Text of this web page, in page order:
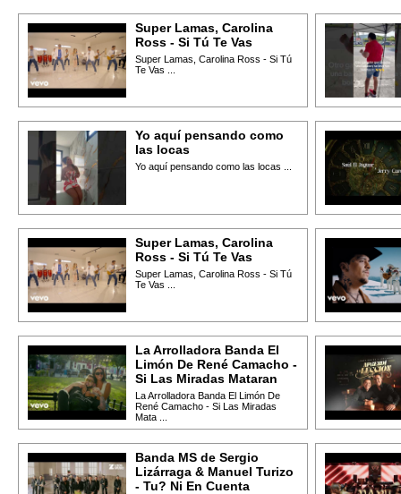
Super Lamas, Carolina
Ross - Si Tú Te Vas
Super Lamas, Carolina Ross - Si Tú
Te Vas ...
Yo aquí pensando como
las locas
Yo aquí pensando como las locas ...
Super Lamas, Carolina
Ross - Si Tú Te Vas
Super Lamas, Carolina Ross - Si Tú
Te Vas ...
La Arrolladora Banda El
Limón De René Camacho -
Si Las Miradas Mataran
La Arrolladora Banda El Limón De
René Camacho - Si Las Miradas
Mata ...
Banda MS de Sergio
Lizárraga & Manuel Turizo
- Tu? Ni En Cuenta